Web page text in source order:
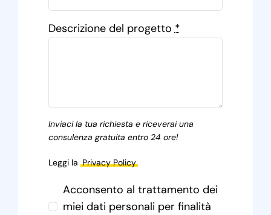
Descrizione del progetto*
Inviaci la tua richiesta e riceverai una
consulenza gratuita entro 24 ore!
Leggi la Privacy Policy
Acconsento al trattamento dei
miei dati personali per finalità